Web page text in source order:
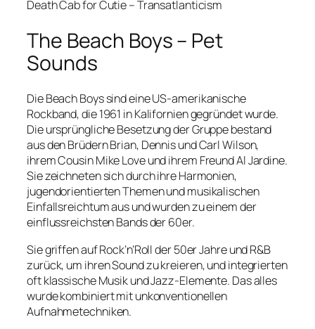
Death Cab for Cutie – Transatlanticism
The Beach Boys – Pet
Sounds
Die Beach Boys sind eine US-amerikanische
Rockband, die 1961 in Kalifornien gegründet wurde.
Die ursprüngliche Besetzung der Gruppe bestand
aus den Brüdern Brian, Dennis und Carl Wilson,
ihrem Cousin Mike Love und ihrem Freund Al Jardine.
Sie zeichneten sich durch ihre Harmonien,
jugendorientierten Themen und musikalischen
Einfallsreichtum aus und wurden zu einem der
einflussreichsten Bands der 60er.
Sie griffen auf Rock’n’Roll der 50er Jahre und R&B
zurück, um ihren Sound zu kreieren, und integrierten
oft klassische Musik und Jazz-Elemente. Das alles
wurde kombiniert mit unkonventionellen
Aufnahmetechniken.